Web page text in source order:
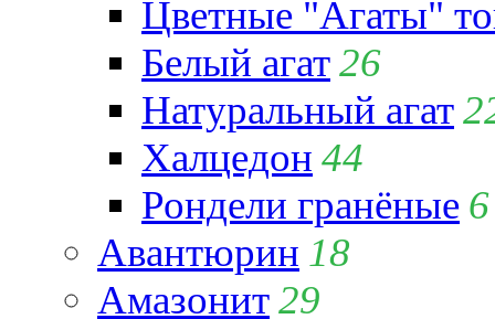
Цветные "Агаты"
Белый агат26
Натуральный агат
Халцедон 44
Рондели гранёные 6
Авантюрин 18
Амазонит29